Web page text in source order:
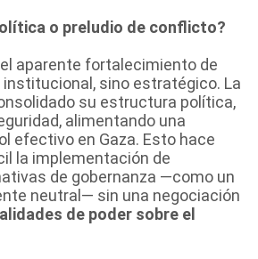
o preludio de conflicto?
aparente fortalecimiento de
sino estratégico. La
su estructura política,
alimentando una
efectivo en Gaza. Esto hace
la implementación de
de gobernanza —como un
neutral— sin una negociación
de poder sobre el